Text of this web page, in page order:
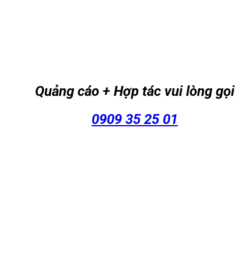
Quảng cáo + Hợp tác vui lòng gọi
0909 35 25 01